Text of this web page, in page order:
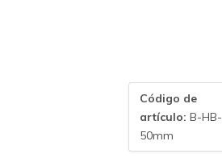
Código de
artículo: B-HB-
50mm